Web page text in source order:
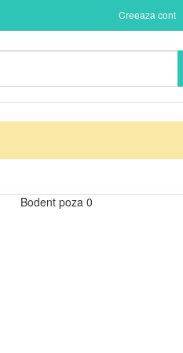
Creeaza cont